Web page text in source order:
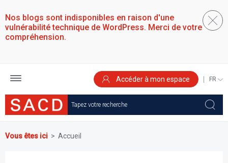
au
contenu
principal
Nos blogs sont indisponibles en raison d'une
vulnérabilité technique de WordPress. Merci de votre
compréhension.
Accéder à mon espace
YOUR
Vous êtes ici Accueil